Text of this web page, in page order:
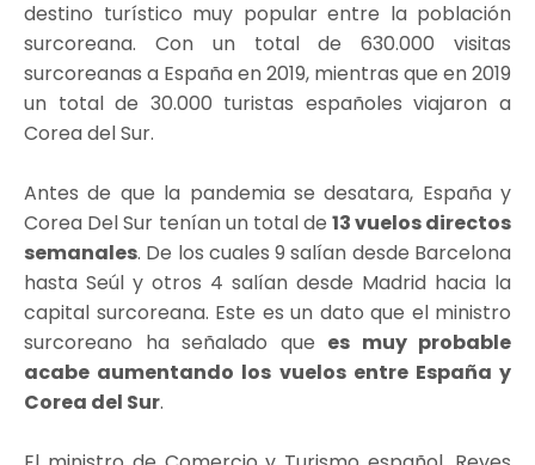
destino turístico muy popular entre la población
surcoreana. Con un total de 630.000 visitas
surcoreanas a España en 2019, mientras que en 2019
un total de 30.000 turistas españoles viajaron a
Corea del Sur.
Antes de que la pandemia se desatara, España y
Corea Del Sur tenían un total de 13 vuelos directos
semanales. De los cuales 9 salían desde Barcelona
hasta Seúl y otros 4 salían desde Madrid hacia la
capital surcoreana. Este es un dato que el ministro
surcoreano ha señalado que es muy probable
acabe aumentando los vuelos entre España y
Corea del Sur.